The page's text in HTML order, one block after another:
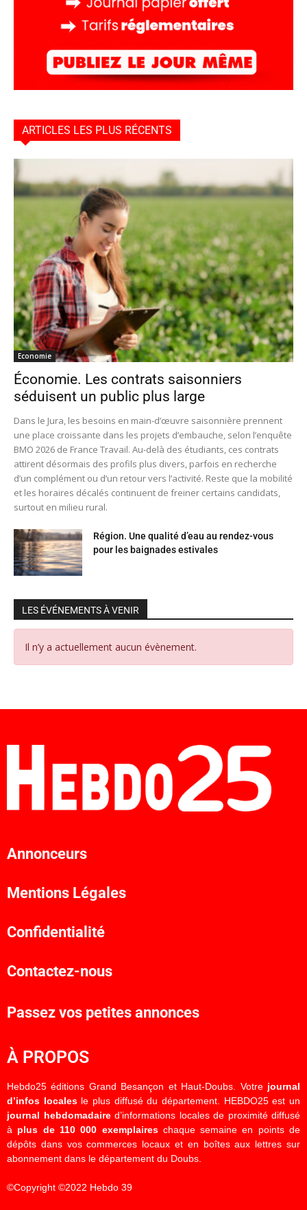
ARTICLES LES PLUS RÉCENTS
Economie
Économie. Les contrats saisonniers
séduisent un public plus large
Dans le Jura, les besoins en main-d’œuvre saisonnière prennent
une place croissante dans les projets d’embauche, selon l’enquête
BMO 2026 de France Travail. Au-delà des étudiants, ces contrats
attirent désormais des profils plus divers, parfois en recherche
d’un complément ou d’un retour vers l’activité. Reste que la mobilité
et les horaires décalés continuent de freiner certains candidats,
surtout en milieu rural.
Région. Une qualité d’eau au rendez-vous
pour les baignades estivales
LES ÉVÉNEMENTS À VENIR
Il n’y a actuellement aucun évènement.
Annonceurs
Mentions Légales
Confidentialité
Contactez-nous
Passez vos petites annonces
À PROPOS
Hebdo25 éditions Grand Besançon et Haut-Doubs. Votre journal
d’infos localesle plus diffusé du département. HEBDO25 est un
journal hebdomadaired’informations locales de proximité diffusé
à plus de 110 000 exemplaireschaque semaine en points de
dépôts dans vos commerces locaux et en boîtes aux lettres sur
abonnement dans le département du Doubs.
©Copyright ©2022 Hebdo 39